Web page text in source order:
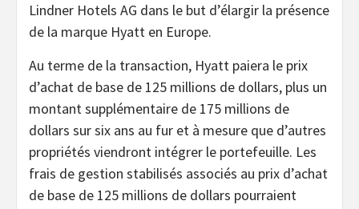
Lindner Hotels AG dans le but d’élargir la présence
de la marque Hyatt en Europe.
Au terme de la transaction, Hyatt paiera le prix
d’achat de base de 125 millions de dollars, plus un
montant supplémentaire de 175 millions de
dollars sur six ans au fur et à mesure que d’autres
propriétés viendront intégrer le portefeuille. Les
frais de gestion stabilisés associés au prix d’achat
de base de 125 millions de dollars pourraient